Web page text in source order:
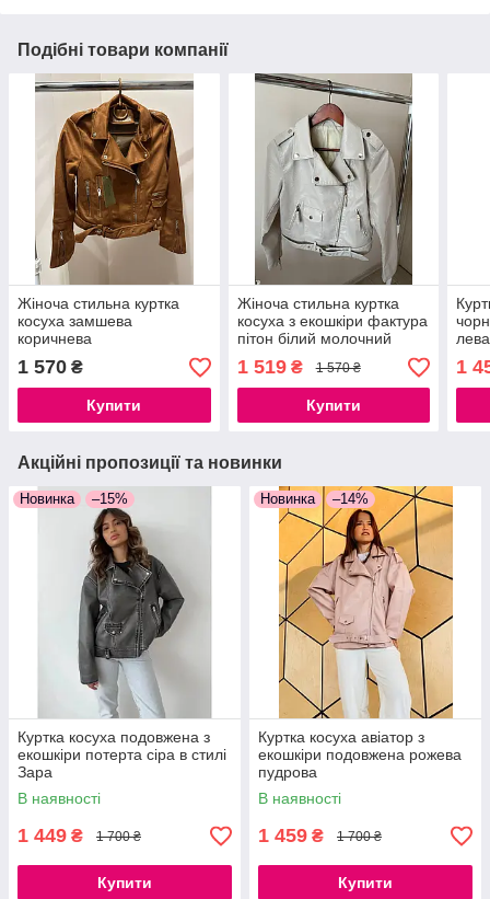
Подібні товари компанії
Жіноча стильна куртка
косуха замшева
коричнева
1 570 ₴
Купити
Жіноча стильна куртка
косуха з екошкіри фактура
пітон білий молочний
1 519₴ 1 570 ₴
Купити
1
Акційні пропозиції та новинки
Новинка –15%
Куртка косуха подовжена з
екошкіри потерта сіра в стилі
Зара
В наявності
1 449 ₴ 1 700 ₴
Купити
Новинка –14%
Куртка косуха авіатор з
екошкіри подовжена рожева
пудрова
В наявності
1 459 ₴ 1 700 ₴
Купити